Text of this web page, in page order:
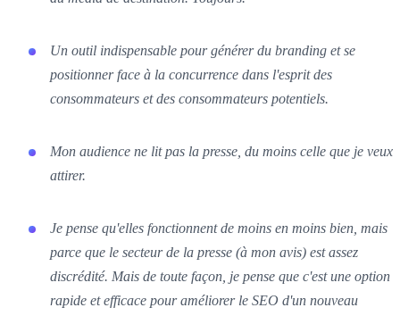
Un outil indispensable pour générer du branding et se
positionner face à la concurrence dans l'esprit des
consommateurs et des consommateurs potentiels.
Mon audience ne lit pas la presse, du moins celle que je veux
attirer.
Je pense qu'elles fonctionnent de moins en moins bien, mais
parce que le secteur de la presse (à mon avis) est assez
discrédité. Mais de toute façon, je pense que c'est une option
rapide et efficace pour améliorer le SEO d'un nouveau